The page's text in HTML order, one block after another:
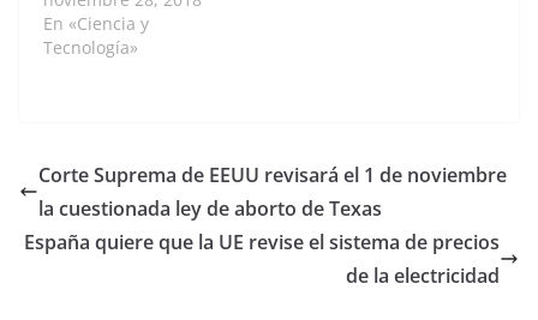
los parámetros del
sismo: magnitud y
Ochoa, del
Departamento de
Geociencias de la
Universidad…
En «Ciencia y
Tecnología»
Corte Suprema de EEUU revisará el 1 de noviembre
la cuestionada ley de aborto de Texas
España quiere que la UE revise el sistema de precios
de la electricidad